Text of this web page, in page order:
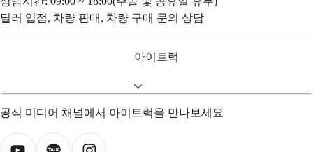
딜러 입점, 차량 판매, 차량 구매 문의 상담
아이트럭
공식 미디어 채널에서 아이트럭을 만나보세요